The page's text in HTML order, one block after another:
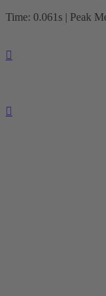
Time: 0.061s | Peak